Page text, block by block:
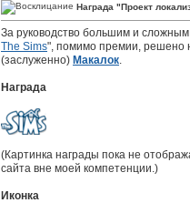
Награда "Проект
За руководство большим и
The Sims", помимо премии, решено
(заслуженно) Макалок.
Награда
(Картинка награды пока не
сайта вне моей компетенции.)
Иконка